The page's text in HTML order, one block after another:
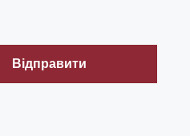
Відправити